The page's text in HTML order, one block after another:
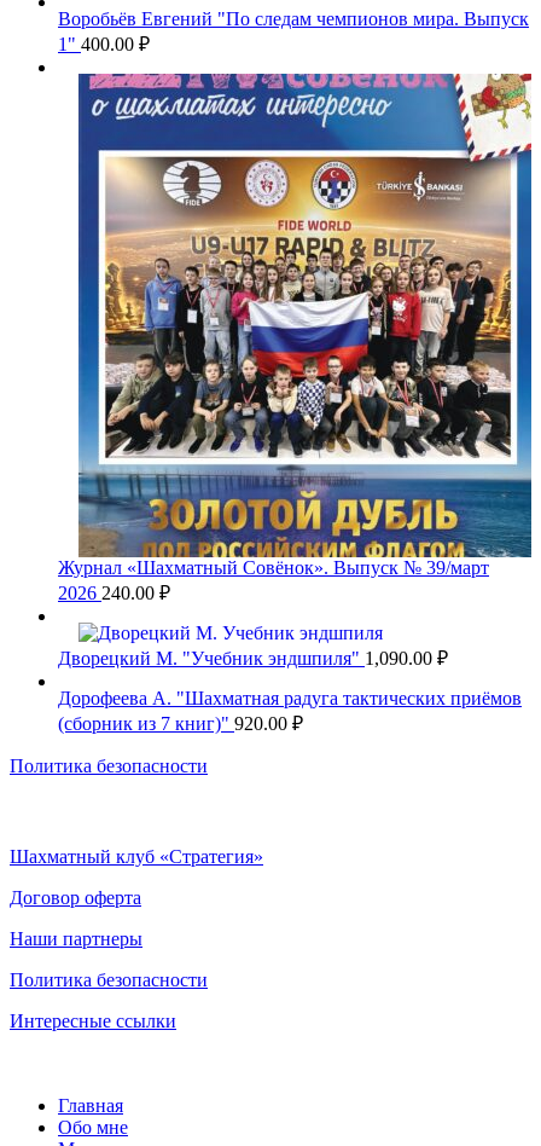
Воробьёв Евгений "По следам чемпионов мира. Выпуск
1" 400.00 ₽
Журнал «Шахматный Совёнок». Выпуск № 39/март
2026 240.00 ₽
Дворецкий М. "Учебник эндшпиля" 1,090.00 ₽
Дорофеева А. "Шахматная радуга тактических приёмов
(сборник из 7 книг)" 920.00 ₽
Политика безопасности
Шахматный клуб «Стратегия»
Договор оферта
Наши партнеры
Политика безопасности
Интересные ссылки
Главная
Обо мне